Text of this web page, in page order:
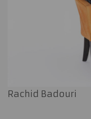
Rachid Badouri